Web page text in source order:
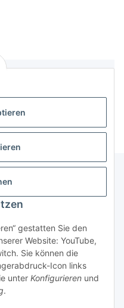
gestatten Sie den
Website: YouTube,
Sie können die
Icon links
unter Konfigurieren und
.